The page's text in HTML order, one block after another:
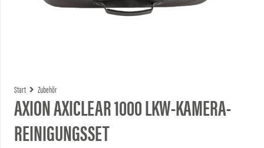
Start Zubehör
AXION AXICLEAR 1000 LKW-KAMERA-
REINIGUNGSSET